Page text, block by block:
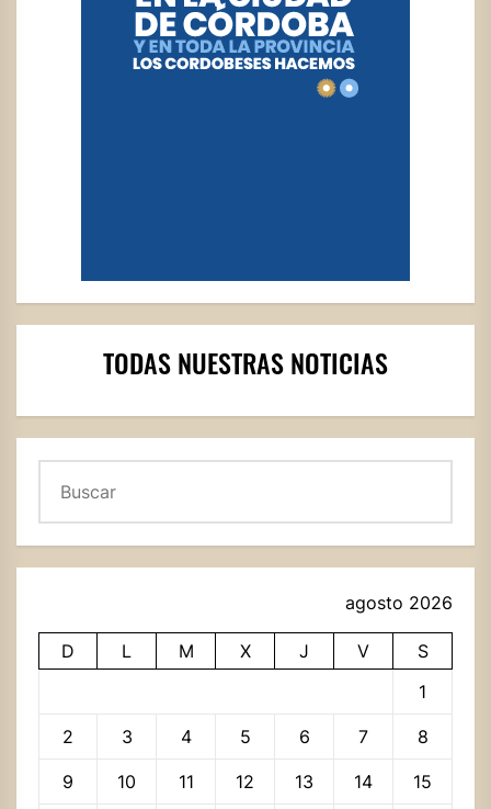
TODAS NUESTRAS NOTICIAS
agosto 2026
D L M X J V
S
1
2 3 4 5 6 7 8
9 10 11 12 13 14 15